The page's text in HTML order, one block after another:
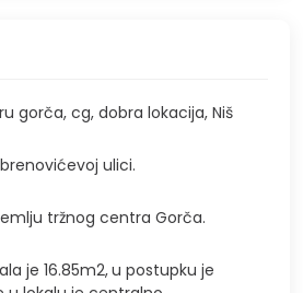
gorča, cg, dobra lokacija, Niš
ulici.
tržnog centra Gorča.
je 16.85m2,u postupku je